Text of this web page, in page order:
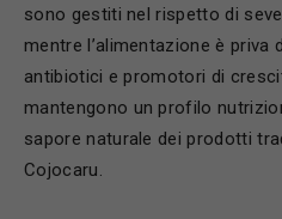
sono gestiti nel rispetto di
mentre l’alimentazione è priva
antibiotici e promotori di
mantengono un profilo
sapore naturale dei prodotti
Cojocaru.